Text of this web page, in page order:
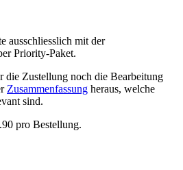
ausschliesslich mit der
Priority-Paket.
die Zustellung noch die Bearbeitung
Zusammenfassung heraus, welche
sind.
pro Bestellung.